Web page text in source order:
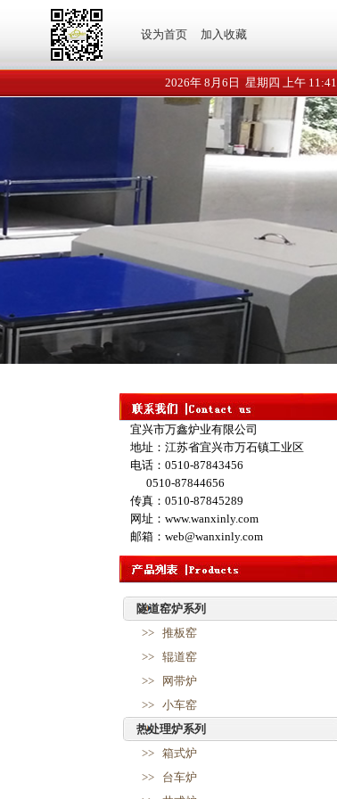
设为首页 加入收藏
2026年 8月6日 星期四 上午 11:41
宜兴市万鑫炉业有限公司
地址：江苏省宜兴市万石镇工业区
电话：0510-87843456
0510-87844656
传真：0510-87845289
网址：www.wanxinly.com
邮箱：web@wanxinly.com
隧道窑炉系列
>> 推板窑
>> 辊道窑
>> 网带炉
>> 小车窑
热处理炉系列
>> 箱式炉
>> 台车炉